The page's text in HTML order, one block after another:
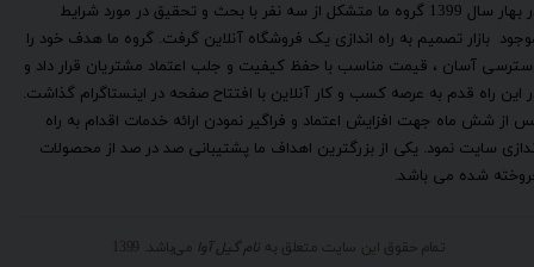
​در بهار سال 1399 گروه ما متشکل از سه نفر با بحث و تحقیق در مورد شرایط
بازار تصمیم به راه اندازی یک فروشگاه آنلاین گرفت. گروه ما هدف خود را
آسان ، قیمت مناسب با حفظ کیفیت و جلب اعتماد مشتریان قرار داد و
این راه قدم به عرصه کسب و کار آنلاین با افتتاح صفحه در اینستاگرام گذاشت.
از شش ماه جهت افزایش اعتماد و فراگیر نمودن ارائه خدمات اقدام به راه
سایت نمود. یکی از بزرگترین اهداف ما پشتیبانی صد در صد از محصولات
شده می باشد.
تمام حقوق این سایت متعلق به نام گیل آوا می‌باشد. 1399